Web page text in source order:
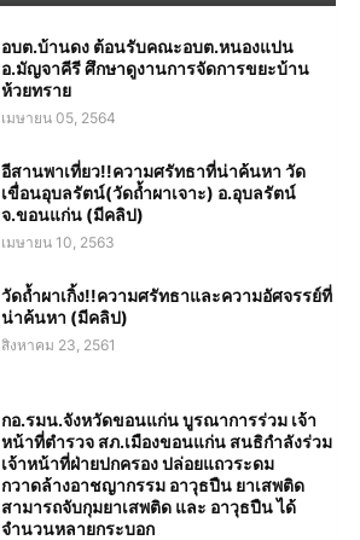
อบต.บ้านดง ต้อนรับคณะอบต.หนองแปน
อ.มัญจาคีรี ศึกษาดูงานการจัดการขยะบ้าน
ห้วยทราย
เมษายน 05, 2564
อีสานพาเที่ยว!!ความศรัทธาที่น่าค้นหา วัด
เขื่อนอุบลรัตน์(วัดถ้ำผาเจาะ) อ.อุบลรัตน์
จ.ขอนแก่น (มีคลิป)
เมษายน 10, 2563
วัดถ้ำผาเกิ้ง!!ความศรัทธาและความอัศจรรย์ที่
น่าค้นหา (มีคลิป)
สิงหาคม 23, 2561
กอ.รมน.จังหวัดขอนแก่น บูรณาการร่วม เจ้า
หน้าที่ตำรวจ สภ.เมืองขอนแก่น สนธิกำลังร่วม
เจ้าหน้าที่ฝ่ายปกครอง ปล่อยแถวระดม
กวาดล้างอาชญากรรม อาวุธปืน ยาเสพติด
สามารถจับกุมยาเสพติด และ อาวุธปืน ได้
จำนวนหลายกระบอก